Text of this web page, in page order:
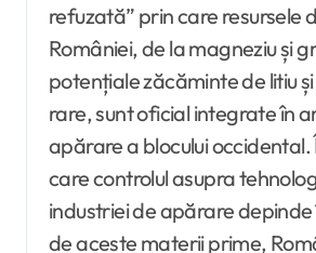
refuzată” prin care resursele
României, de la magneziu și
potențiale zăcăminte de litiu
rare, sunt oficial integrate în
apărare a blocului occidental.
care controlul asupra
industriei de apărare
de aceste materii prime,